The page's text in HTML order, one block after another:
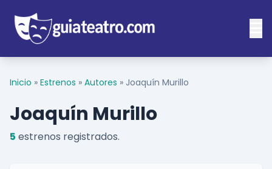
Inicio » Estrenos » Autores » Joaquín Murillo
Joaquín Murillo
5 estrenos registrados.